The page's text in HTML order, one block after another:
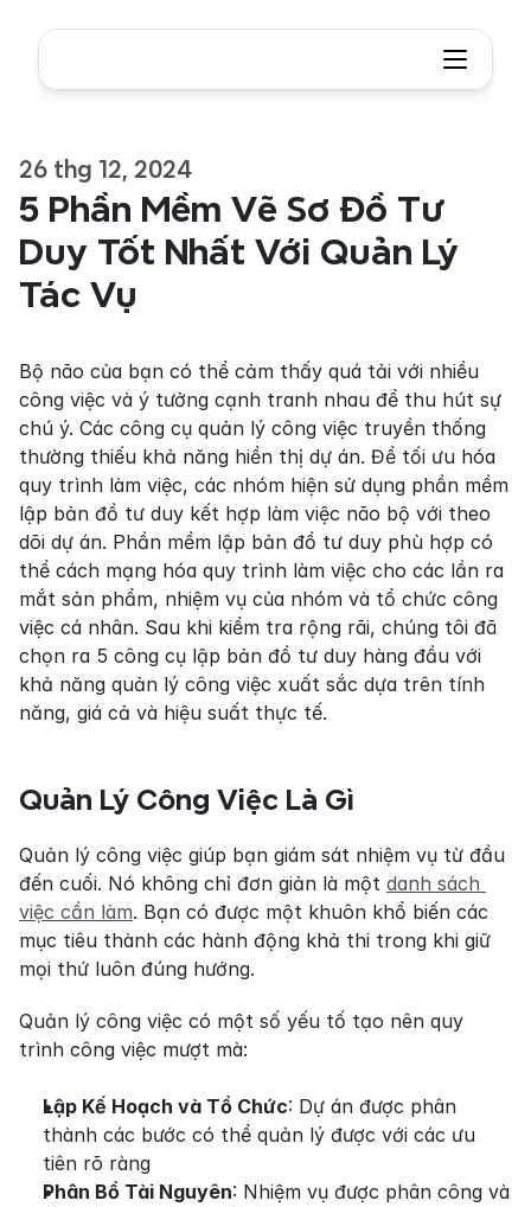
26 thg 12, 2024
5 Phần Mềm Vẽ Sơ Đồ Tư
Duy Tốt Nhất Với Quản Lý
Tác Vụ
Bộ não của bạn có thể cảm thấy quá tải với nhiều
công việc và ý tưởng cạnh tranh nhau để thu hút sự
chú ý. Các công cụ quản lý công việc truyền thống
thường thiếu khả năng hiển thị dự án. Để tối ưu hóa
quy trình làm việc, các nhóm hiện sử dụng phần mềm
lập bản đồ tư duy kết hợp làm việc não bộ với theo
dõi dự án. Phần mềm lập bản đồ tư duy phù hợp có
thể cách mạng hóa quy trình làm việc cho các lần ra
mắt sản phẩm, nhiệm vụ của nhóm và tổ chức công
việc cá nhân. Sau khi kiểm tra rộng rãi, chúng tôi đã
chọn ra 5 công cụ lập bản đồ tư duy hàng đầu với
khả năng quản lý công việc xuất sắc dựa trên tính
năng, giá cả và hiệu suất thực tế.
Quản Lý Công Việc Là Gì
Quản lý công việc giúp bạn giám sát nhiệm vụ từ đầu
đến cuối. Nó không chỉ đơn giản là một danh sách
việc cần làm. Bạn có được một khuôn khổ biến các
mục tiêu thành các hành động khả thi trong khi giữ
mọi thứ luôn đúng hướng.
Quản lý công việc có một số yếu tố tạo nên quy
trình công việc mượt mà:
Lập Kế Hoạch và Tổ Chức: Dự án được phân
thành các bước có thể quản lý được với các ưu
tiên rõ ràng
Phân Bổ Tài Nguyên: Nhiệm vụ được phân công và